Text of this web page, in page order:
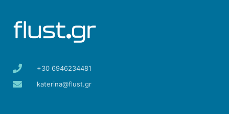
+30 6946234481
katerina@flust.gr